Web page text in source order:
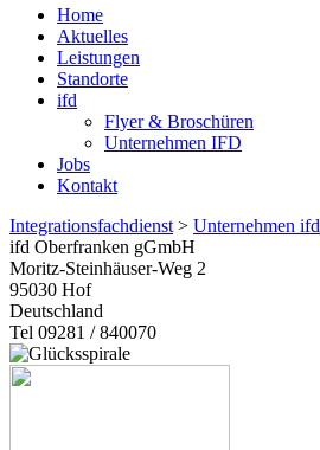
Home
Aktuelles
Leistungen
Standorte
ifd
Flyer & Broschüren
Unternehmen IFD
Jobs
Kontakt
Integrationsfachdienst > Unternehmen ifd
ifd Oberfranken gGmbH
Moritz-Steinhäuser-Weg 2
95030 Hof
Deutschland
Tel 09281 / 840070